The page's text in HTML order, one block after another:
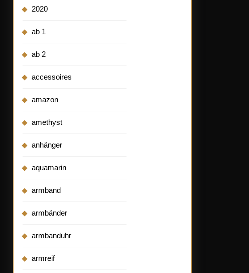
2020
ab 1
ab 2
accessoires
amazon
amethyst
anhänger
aquamarin
armband
armbänder
armbanduhr
armreif